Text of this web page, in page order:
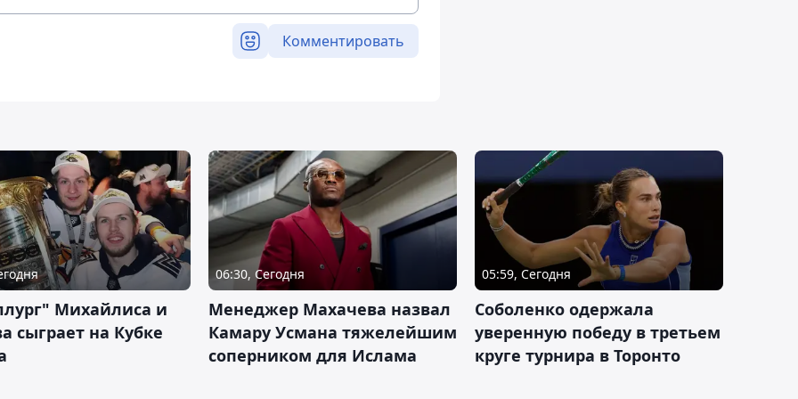
Комментировать
Михайлиса и
сыграет на Кубке
06:30, Сегодня
Менеджер Махачева назвал
Камару Усмана тяжелейшим
соперником для Ислама
05:59, Сегодня
Соболенко одержала
уверенную победу в третьем
круге турнира в Торонто